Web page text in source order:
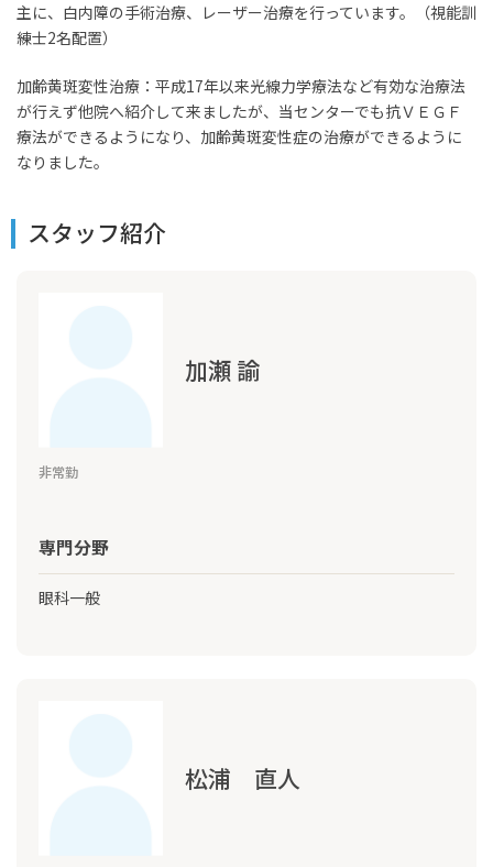
主に、白内障の手術治療、レーザー治療を行っています。（視能訓
練士2名配置）
加齢黄斑変性治療：平成17年以来光線力学療法など有効な治療法
が行えず他院へ紹介して来ましたが、当センターでも抗ＶＥＧＦ
療法ができるようになり、加齢黄斑変性症の治療ができるように
なりました。
スタッフ紹介
加瀬 諭
非常勤
専門分野
眼科一般
松浦 直人